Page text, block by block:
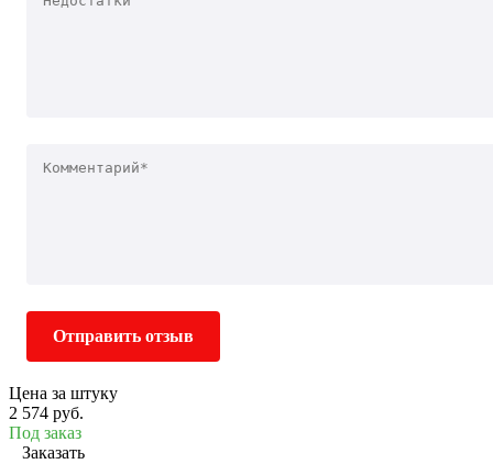
Отправить отзыв
Цена за штуку
2 574 руб.
Под заказ
Заказать